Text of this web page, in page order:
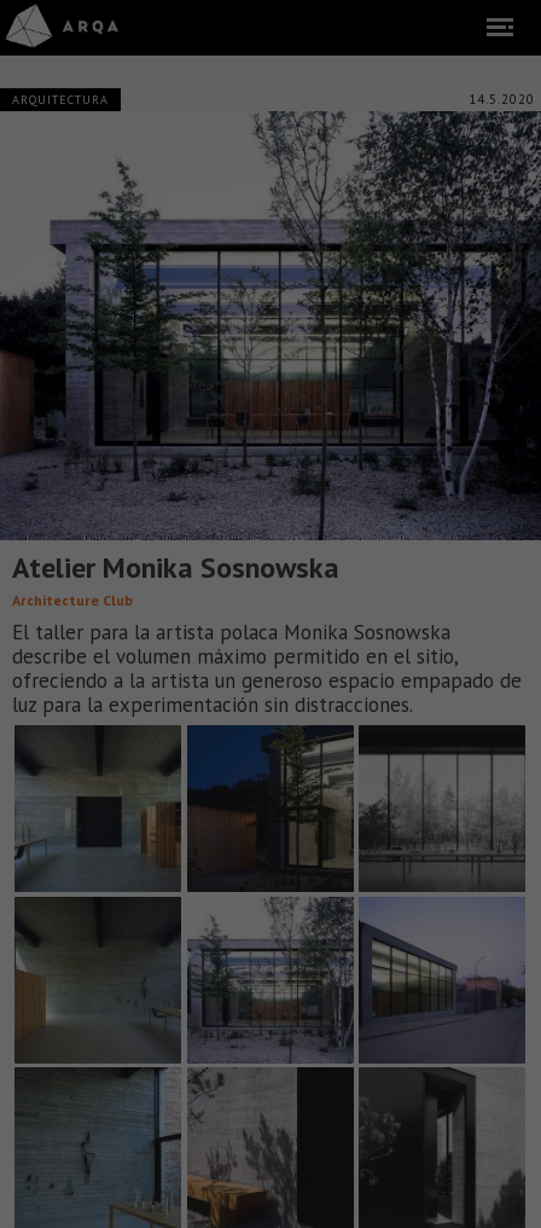
ARQUITECTURA 14.5.2020
Atelier Monika Sosnowska
Architecture Club
El taller para la artista polaca Monika Sosnowska
describe el volumen máximo permitido en el sitio,
ofreciendo a la artista un generoso espacio empapado de
luz para la experimentación sin distracciones.